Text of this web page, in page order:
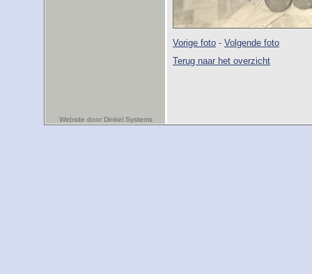
Vorige foto - Volgende foto
Terug naar het overzicht
Website door Dinkel Systems